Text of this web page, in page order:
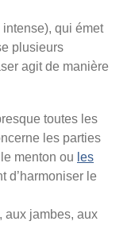
intense), qui émet
plusieurs
agit de manière
toutes les
les parties
menton ou les
d’harmoniser le
aux jambes, aux